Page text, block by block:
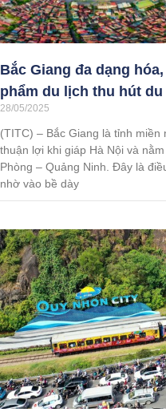
Bắc Giang đa dạng
phẩm du lịch thu hút du
28/05/2025
(TITC) – Bắc Giang là tỉnh
thuận lợi khi giáp Hà Nội và
Phòng – Quảng Ninh. Đây là
nhờ vào bề dày